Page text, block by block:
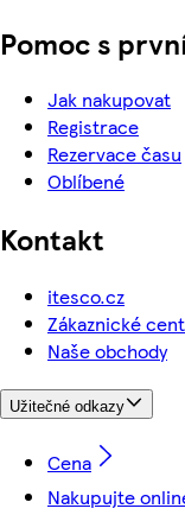
Pomoc s
Jak nakupovat
Registrace
Rezervace času
Oblíbené
Kontakt
itesco.cz
Zákaznické
Naše obchody
Užitečné odkazy
Cena
Nakupujte